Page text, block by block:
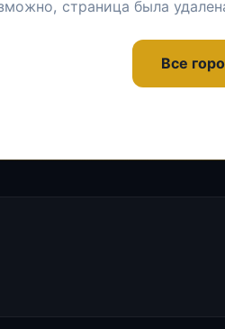
страница была
Все